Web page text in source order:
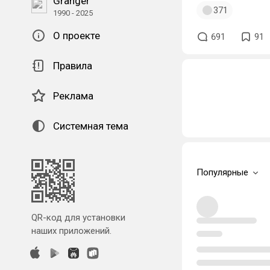
1990 - 2025
О проекте
Правила
Реклама
Системная тема
QR-код для установки
наших приложений.
371
691 91
Популярные